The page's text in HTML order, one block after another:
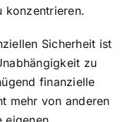
konzentrieren.
Sicherheit ist
zu
finanzielle
mehr von anderen